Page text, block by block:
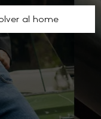
al home